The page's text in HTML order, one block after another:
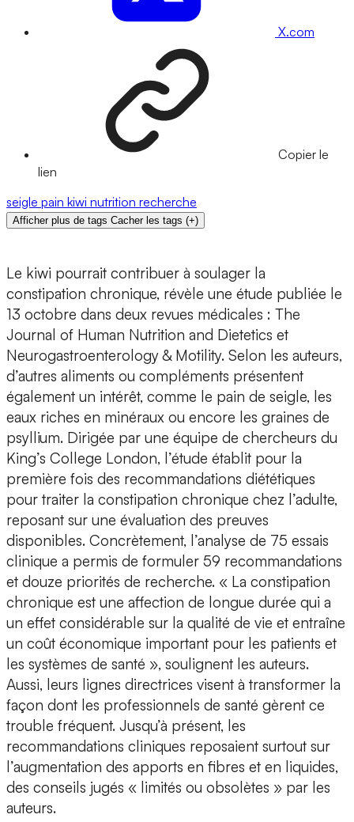
X.com
Copier le
lien
seigle pain kiwi nutrition recherche
Afficher plus de tags Cacher les tags (+)
Le kiwi pourrait contribuer à soulager la
constipation chronique, révèle une étude publiée le
13 octobre dans deux revues médicales : The
Journal of Human Nutrition and Dietetics et
Neurogastroenterology & Motility. Selon les auteurs,
d’autres aliments ou compléments présentent
également un intérêt, comme le pain de seigle, les
eaux riches en minéraux ou encore les graines de
psyllium. Dirigée par une équipe de chercheurs du
King’s College London, l’étude établit pour la
première fois des recommandations diététiques
pour traiter la constipation chronique chez l’adulte,
reposant sur une évaluation des preuves
disponibles. Concrètement, l’analyse de 75 essais
clinique a permis de formuler 59 recommandations
et douze priorités de recherche. « La constipation
chronique est une affection de longue durée qui a
un effet considérable sur la qualité de vie et entraîne
un coût économique important pour les patients et
les systèmes de santé », soulignent les auteurs.
Aussi, leurs lignes directrices visent à transformer la
façon dont les professionnels de santé gèrent ce
trouble fréquent. Jusqu’à présent, les
recommandations cliniques reposaient surtout sur
l’augmentation des apports en fibres et en liquides,
des conseils jugés « limités ou obsolètes » par les
auteurs.